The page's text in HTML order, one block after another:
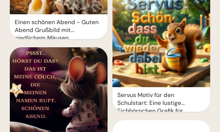
Einen schönen Abend - Guten
Abend Grußbild mit
niedlichem Mäusen
Servus Motiv für den
Schulstart: Eine lustige
Eichhörnchen Grafik für
WhatsApp